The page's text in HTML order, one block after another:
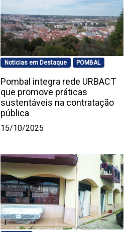
Noticias em Destaque POMBAL
Pombal integra rede URBACT
que promove práticas
sustentáveis na contratação
pública
15/10/2025